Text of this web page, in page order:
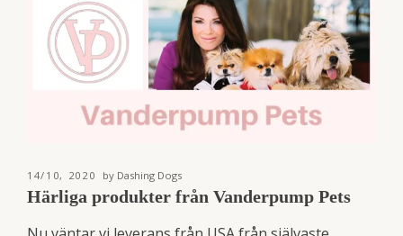
14/10, 2020 by Dashing Dogs
Härliga produkter från Vanderpump Pets